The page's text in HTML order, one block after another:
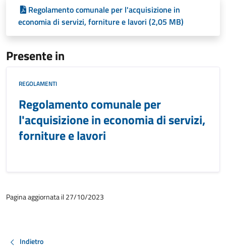
Regolamento comunale per l'acquisizione in
economia di servizi, forniture e lavori (2,05 MB)
Presente in
REGOLAMENTI
Regolamento comunale per
l'acquisizione in economia di servizi,
forniture e lavori
Pagina aggiornata il 27/10/2023
Indietro